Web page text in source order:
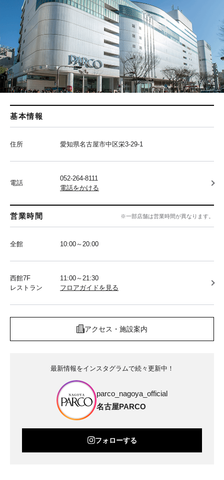
基本情報
住所 愛知県名古屋市中区栄3-29-1
電話
052-264-8111
電話をかける
営業時間 ※一部店舗は営業時間が異なります。
全館 10:00～20:00
西館7F
レストラン
11:00～21:30
フロアガイドを見る
アクセス・施設案内
最新情報をインスタグラムで続々更新中！
parco_nagoya_official
名古屋PARCO
フォローする